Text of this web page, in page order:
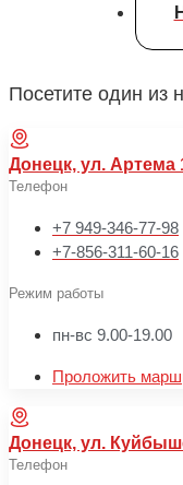
Посетите один из
Донецк, ул. Артема
Телефон
+7 949-346-77-98
+7-856-311-60-16
Режим работы
пн-вс 9.00-19.00
Проложить
Донецк, ул.
Телефон